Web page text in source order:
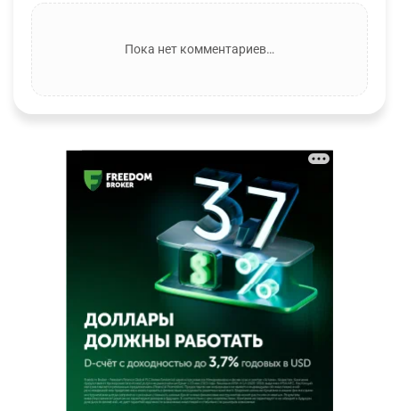
Пока нет комментариев…